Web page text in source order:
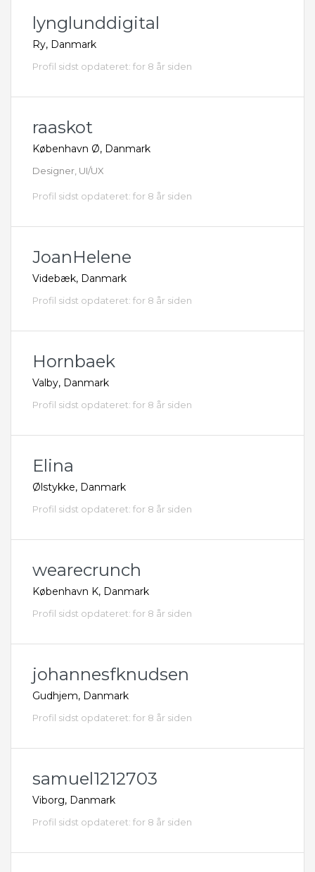
lynglunddigital
Ry, Danmark
Profil sidst opdateret: for 8 år siden
raaskot
København Ø, Danmark
Designer, UI/UX
Profil sidst opdateret: for 8 år siden
JoanHelene
Videbæk, Danmark
Profil sidst opdateret: for 8 år siden
Hornbaek
Valby, Danmark
Profil sidst opdateret: for 8 år siden
Elina
Ølstykke, Danmark
Profil sidst opdateret: for 8 år siden
wearecrunch
København K, Danmark
Profil sidst opdateret: for 8 år siden
johannesfknudsen
Gudhjem, Danmark
Profil sidst opdateret: for 8 år siden
samuel1212703
Viborg, Danmark
Profil sidst opdateret: for 8 år siden